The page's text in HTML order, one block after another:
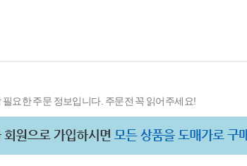
필요한 주문 정보입니다. 주문전 꼭 읽어주세요!